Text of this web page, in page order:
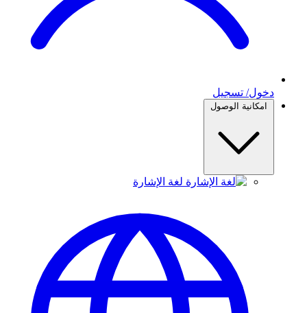
دخول/ تسجيل
امكانية الوصول
لغة الإشارة